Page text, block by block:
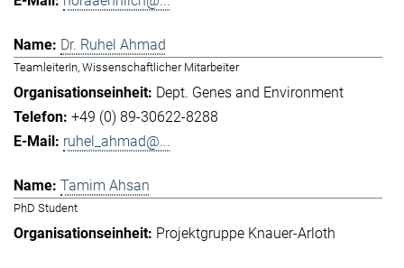
Dr. Ruhel Ahmad
TeamleiterIn, Wissenschaftlicher Mitarbeiter
Dept. Genes and Environment
+49 (0) 89-30622-8288
ruhel_ahmad@...
Tamim Ahsan
PhD Student
Projektgruppe Knauer-Arloth